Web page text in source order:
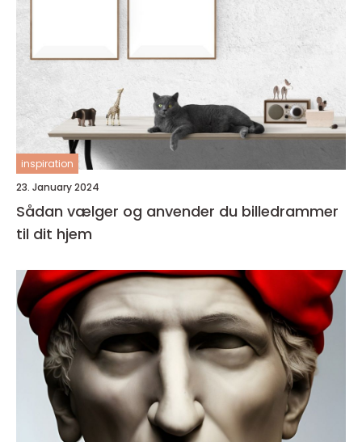
inspiration
23. January 2024
Sådan vælger og anvender du billedrammer
til dit hjem